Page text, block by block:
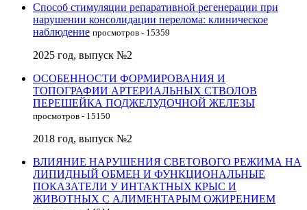
Способ стимуляции репаративной регенерации при
нарушении консолидации перелома: клиническое
наблюдение просмотров - 15359
2025 год, выпуск №2
ОСОБЕННОСТИ ФОРМИРОВАНИЯ И
ТОПОГРАФИИ АРТЕРИАЛЬНЫХ СТВОЛОВ
ПЕРЕШЕЙКА ПОДЖЕЛУДОЧНОЙ ЖЕЛЕЗЫ
просмотров - 15150
2018 год, выпуск №2
ВЛИЯНИЕ НАРУШЕНИЯ СВЕТОВОГО РЕЖИМА НА
ЛИПИДНЫЙ ОБМЕН И ФУНКЦИОНАЛЬНЫЕ
ПОКАЗАТЕЛИ У ИНТАКТНЫХ КРЫС И
ЖИВОТНЫХ С АЛИМЕНТАРЫМ ОЖИРЕНИЕМ